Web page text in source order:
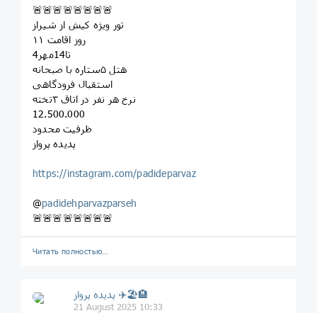
🚨🚨🚨🚨🚨🚨🚨🚨
تور ویژه کیش از شیراز
۱۱ روز اقامت
4تا14مهر
هتل ۵ستاره با صبحانه
استقبال فرودگاهی
نرخ هر نفر در اتاق ۳تخته
12.500.000
ظرفیت محدود
پدیده پرواز
https://instagram.com/padideparvaz
@padidehparvazparseh
🚨🚨🚨🚨🚨🚨🚨🚨
Читать полностью…
پديده پرواز ✈️🏖🏨
21 August 2025 10:33